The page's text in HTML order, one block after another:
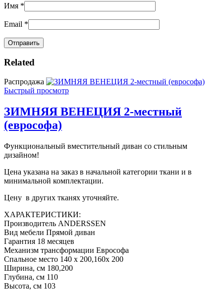
Имя *
Email *
Related
Распродажа
Быстрый просмотр
ЗИМНЯЯ ВЕНЕЦИЯ 2-местный
(еврософа)
Функциональный вместительный диван со стильным
дизайном!
Цена указана на заказ в начальной категории ткани и в
минимальной комплектации.
Цену в других тканях уточняйте.
ХАРАКТЕРИСТИКИ:
Производитель ANDERSSEN
Вид мебели Прямой диван
Гарантия 18 месяцев
Механизм трансформации Еврософа
Спальное место 140 х 200,160x 200
Ширина, см 180,200
Глубина, см 110
Высота, см 103